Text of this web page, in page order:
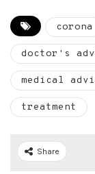
corona
doctor's
medical
treatment
Share